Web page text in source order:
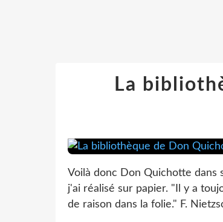
La
Voilà donc Don Quichotte
j'ai réalisé sur papier. "Il y a
de raison dans la folie." F.